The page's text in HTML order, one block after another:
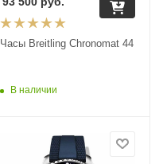
Часы Breitling Chronomat 44
В наличии